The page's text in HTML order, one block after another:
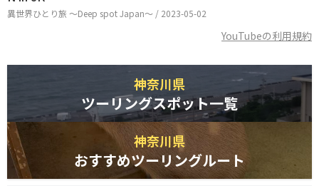
異世界ひとり旅 ～Deep spot Japan～ / 2023-05-02
YouTubeの利用規約
神奈川県
ツーリングスポット一覧
神奈川県
おすすめツーリングルート